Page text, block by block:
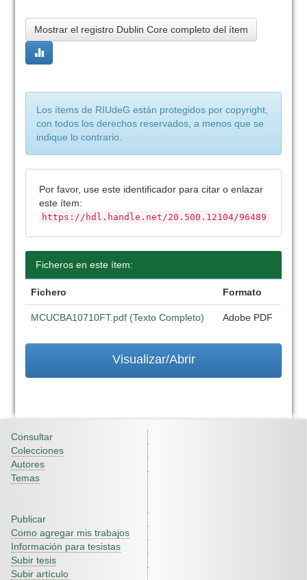
Mostrar el registro Dublin Core completo del ítem
Los ítems de RIUdeG están protegidos por copyright,
con todos los derechos reservados, a menos que se
indique lo contrario.
Por favor, use este identificador para citar o enlazar
este ítem:
https://hdl.handle.net/20.500.12104/96489
Ficheros en este ítem:
Fichero Formato
MCUCBA10710FT.pdf (Texto Completo) Adobe PDF
Visualizar/Abrir
Consultar
Colecciones
Autores
Temas
Publicar
Como agregar mis trabajos
Información para tesistas
Subir tesis
Subir artículo